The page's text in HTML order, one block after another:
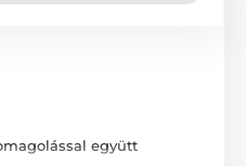
együtt